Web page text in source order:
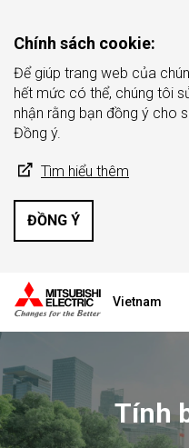
Chính sách cookie:
Để giúp trang web của
hết mức có thể, chúng tôi
nhận rằng bạn đồng ý cho
Đồng ý.
Tìm hiểu thêm
ĐỒNG Ý
Vietnam
Tính